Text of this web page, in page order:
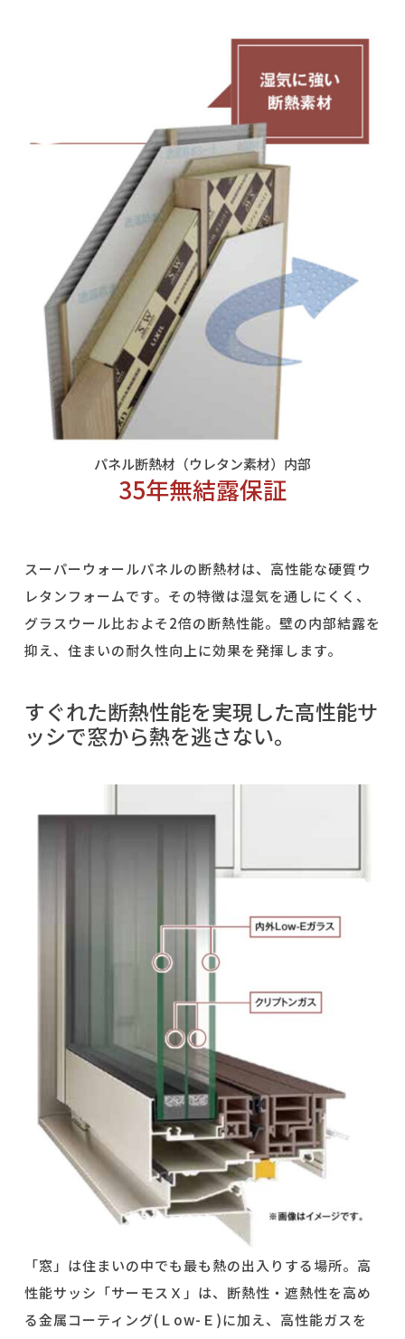
パネル断熱材（ウレタン素材）内部
35年無結露保証
スーパーウォールパネルの断熱材は、高性能な硬質ウ
レタンフォームです。その特徴は湿気を通しにくく、
グラスウール比およそ2倍の断熱性能。壁の内部結露を
抑え、住まいの耐久性向上に効果を発揮します。
すぐれた断熱性能を実現した高性能サ
ッシで窓から熱を逃さない。
「窓」は住まいの中でも最も熱の出入りする場所。高
性能サッシ「サーモスＸ」は、断熱性・遮熱性を高め
る金属コーティング( Ｌ ow- Ｅ )に加え、高性能ガスを